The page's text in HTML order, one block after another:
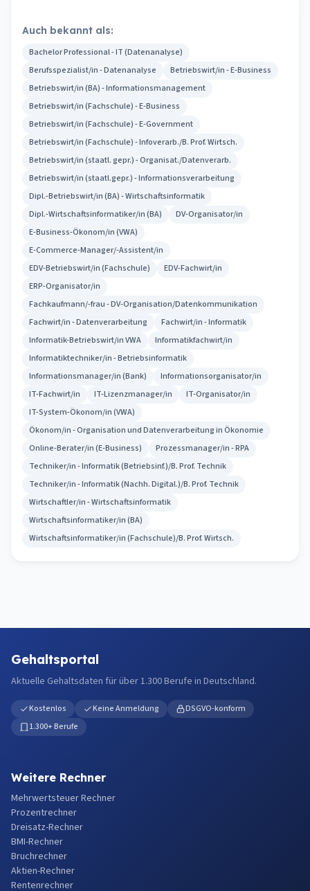
Auch bekannt als:
Bachelor Professional - IT (Datenanalyse)
Berufsspezialist/in - Datenanalyse
Betriebswirt/in - E-Business
Betriebswirt/in (BA) - Informationsmanagement
Betriebswirt/in (Fachschule) - E-Business
Betriebswirt/in (Fachschule) - E-Government
Betriebswirt/in (Fachschule) - Infoverarb./B. Prof. Wirtsch.
Betriebswirt/in (staatl. gepr.) - Organisat./Datenverarb.
Betriebswirt/in (staatl.gepr.) - Informationsverarbeitung
Dipl.-Betriebswirt/in (BA) - Wirtschaftsinformatik
Dipl.-Wirtschaftsinformatiker/in (BA)
DV-Organisator/in
E-Business-Ökonom/in (VWA)
E-Commerce-Manager/-Assistent/in
EDV-Betriebswirt/in (Fachschule)
EDV-Fachwirt/in
ERP-Organisator/in
Fachkaufmann/-frau - DV-Organisation/Datenkommunikation
Fachwirt/in - Datenverarbeitung
Fachwirt/in - Informatik
Informatik-Betriebswirt/in VWA
Informatikfachwirt/in
Informatiktechniker/in - Betriebsinformatik
Informationsmanager/in (Bank)
Informationsorganisator/in
IT-Fachwirt/in
IT-Lizenzmanager/in
IT-Organisator/in
IT-System-Ökonom/in (VWA)
Ökonom/in - Organisation und Datenverarbeitung in Ökonomie
Online-Berater/in (E-Business)
Prozessmanager/in - RPA
Techniker/in - Informatik (Betriebsinf.)/B. Prof. Technik
Techniker/in - Informatik (Nachh. Digital.)/B. Prof. Technik
Wirtschaftler/in - Wirtschaftsinformatik
Wirtschaftsinformatiker/in (BA)
Wirtschaftsinformatiker/in (Fachschule)/B. Prof. Wirtsch.
Gehaltsportal
Aktuelle Gehaltsdaten für über 1.300 Berufe in Deutschland.
Kostenlos Keine Anmeldung
DSGVO-konform
1.300+ Berufe
Weitere Rechner
Mehrwertsteuer Rechner
Prozentrechner
Dreisatz-Rechner
BMI-Rechner
Bruchrechner
Aktien-Rechner
Rentenrechner